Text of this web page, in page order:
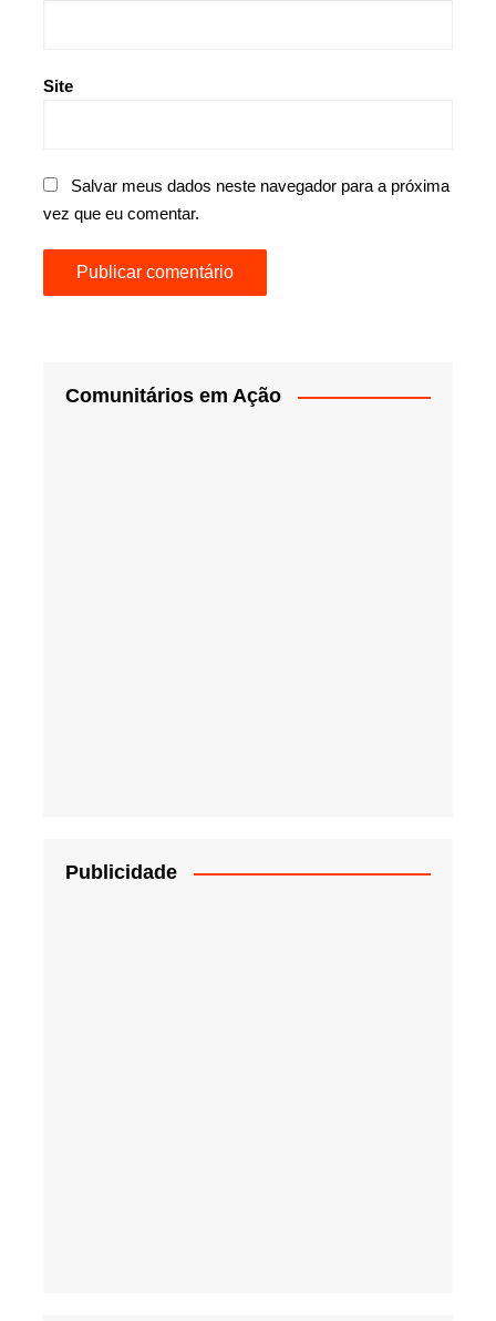
Site
Salvar meus dados neste navegador para a próxima
vez que eu comentar.
Comunitários em Ação
Publicidade